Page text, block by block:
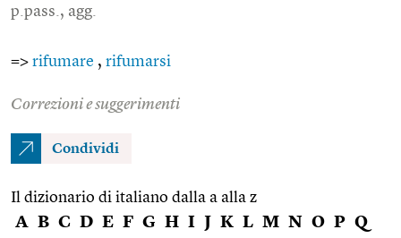
p.pass., agg.
=> rifumare , rifumarsi
Correzioni e suggerimenti
Condividi
Il dizionario di italiano dalla a alla z
A B C D E F G H I J K L M N O P Q